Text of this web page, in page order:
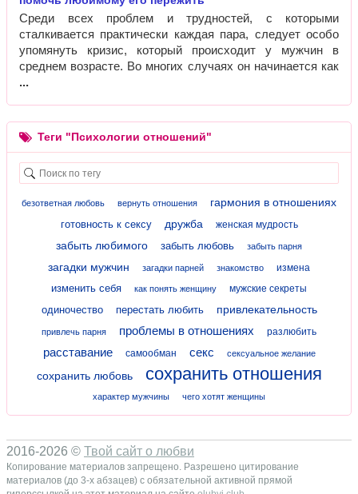
Среди всех проблем и трудностей, с которыми
сталкивается практически каждая пара, следует особо
упомянуть кризис, который происходит у мужчин в
среднем возрасте. Во многих случаях он начинается как
Теги "Психологии отношений"
безответная любовь вернуть отношения гармония в отношениях
готовность к сексу дружба женская мудрость
забыть любимого забыть любовь забыть парня
загадки мужчин загадки парней знакомство измена
изменить себя как понять женщину мужские секреты
одиночество перестать любить привлекательность
привлечь парня проблемы в отношениях разлюбить
расставание самообман секс сексуальное желание
сохранить любовь сохранить отношения
характер мужчины чего хотят женщины
2016-2026 © Твой сайт о любви
Копирование материалов запрещено. Разрешено цитирование
материалов (до 3-х абзацев) с обязательной активной прямой